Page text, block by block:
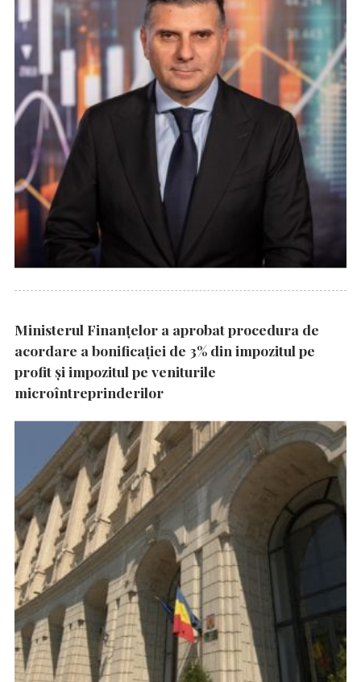
Ministerul Finanțelor a aprobat procedura de
acordare a bonificației de 3% din impozitul pe
profit și impozitul pe veniturile
microîntreprinderilor